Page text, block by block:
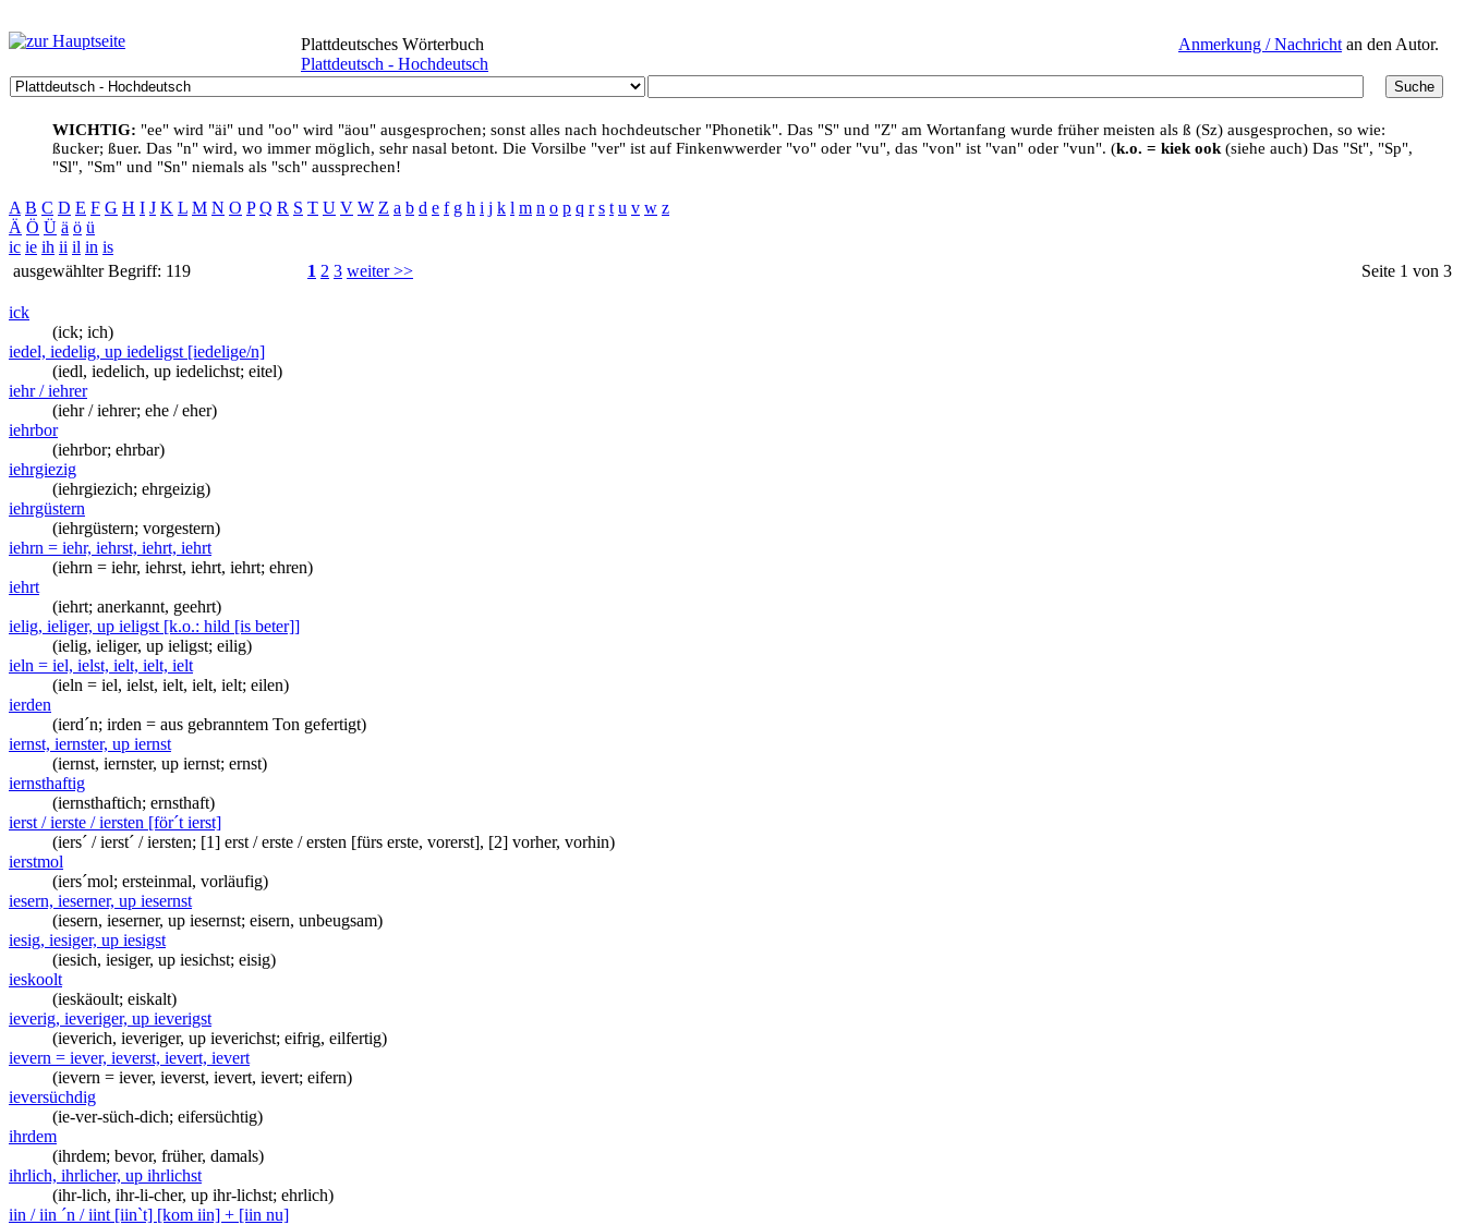
Anmerkung / Nachricht an den Autor.
Plattdeutsches Wörterbuch
Plattdeutsch - Hochdeutsch
WICHTIG: "ee" wird "äi" und "oo" wird "äou" ausgesprochen; sonst alles nach hochdeutscher "Phonetik". Das "S" und "Z" am Wortanfang wurde früher meisten als ß (Sz) ausgesprochen, so wie:
ßucker; ßuer. Das "n" wird, wo immer möglich, sehr nasal betont. Die Vorsilbe "ver" ist auf Finkenwwerder "vo" oder "vu", das "von" ist "van" oder "vun". (k.o. = kiek ook (siehe auch) Das "St", "Sp",
"Sl", "Sm" und "Sn" niemals als "sch" aussprechen!
A B C D E F G H I J K L M N O P Q R S T U V W Z a b d e f g h i j k l m n o p q r s t u v w z
Ä Ö Ü ä ö ü
ic ie ih ii il in is
ausgewählter Begriff: 119
1 2 3 weiter >> Seite 1 von 3
ick
(ick; ich)
iedel, iedelig, up iedeligst [iedelige/n]
(iedl, iedelich, up iedelichst; eitel)
iehr / iehrer
(iehr / iehrer; ehe / eher)
iehrbor
(iehrbor; ehrbar)
iehrgiezig
(iehrgiezich; ehrgeizig)
iehrgüstern
(iehrgüstern; vorgestern)
iehrn = iehr, iehrst, iehrt, iehrt
(iehrn = iehr, iehrst, iehrt, iehrt; ehren)
iehrt
(iehrt; anerkannt, geehrt)
ielig, ieliger, up ieligst [k.o.: hild [is beter]]
(ielig, ieliger, up ieligst; eilig)
ieln = iel, ielst, ielt, ielt, ielt
(ieln = iel, ielst, ielt, ielt, ielt; eilen)
ierden
(ierd´n; irden = aus gebranntem Ton gefertigt)
iernst, iernster, up iernst
(iernst, iernster, up iernst; ernst)
iernsthaftig
(iernsthaftich; ernsthaft)
ierst / ierste / iersten [för´t ierst]
(iers´ / ierst´ / iersten; [1] erst / erste / ersten [fürs erste, vorerst], [2] vorher, vorhin)
ierstmol
(iers´mol; ersteinmal, vorläufig)
iesern, ieserner, up iesernst
(iesern, ieserner, up iesernst; eisern, unbeugsam)
iesig, iesiger, up iesigst
(iesich, iesiger, up iesichst; eisig)
ieskoolt
(ieskäoult; eiskalt)
ieverig, ieveriger, up ieverigst
(ieverich, ieveriger, up ieverichst; eifrig, eilfertig)
ievern = iever, ieverst, ievert, ievert
(ievern = iever, ieverst, ievert, ievert; eifern)
ieversüchdig
(ie-ver-süch-dich; eifersüchtig)
ihrdem
(ihrdem; bevor, früher, damals)
ihrlich, ihrlicher, up ihrlichst
(ihr-lich, ihr-li-cher, up ihr-lichst; ehrlich)
iin / iin ´n / iint [iin`t] [kom iin] + [iin nu]